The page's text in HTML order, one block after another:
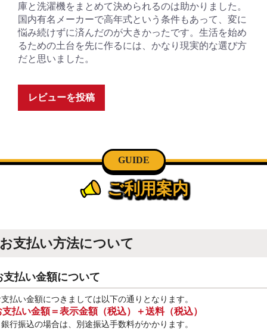
庫と洗濯機をまとめて決められるのは助かりました。
国内有名メーカーで高年式という条件もあって、変に
悩み続けずに済んだのが大きかったです。生活を始め
るための土台を先に作るには、かなり現実的な選び方
だと思いました。
レビューを投稿
GUIDE
ご利用案内
お支払い方法について
支払い金額について
払い金額につきましては以下の通りとなります。
支払い金額＝表示金額（税込）＋送料（税込）
行振込の場合は、別途振込手数料がかかります。